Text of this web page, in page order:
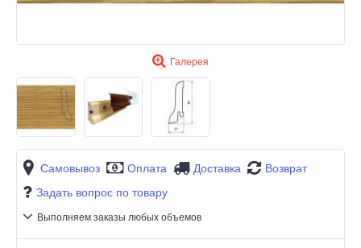
Галерея
Самовывоз Оплата Доставка
Возврат
Задать вопрос по товару
Выполняем заказы любых объемов